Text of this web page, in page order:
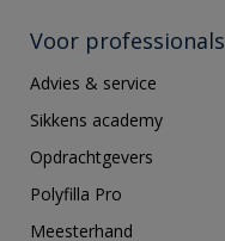
Voor professionals
Advies & service
Sikkens academy
Opdrachtgevers
Polyfilla Pro
Meesterhand